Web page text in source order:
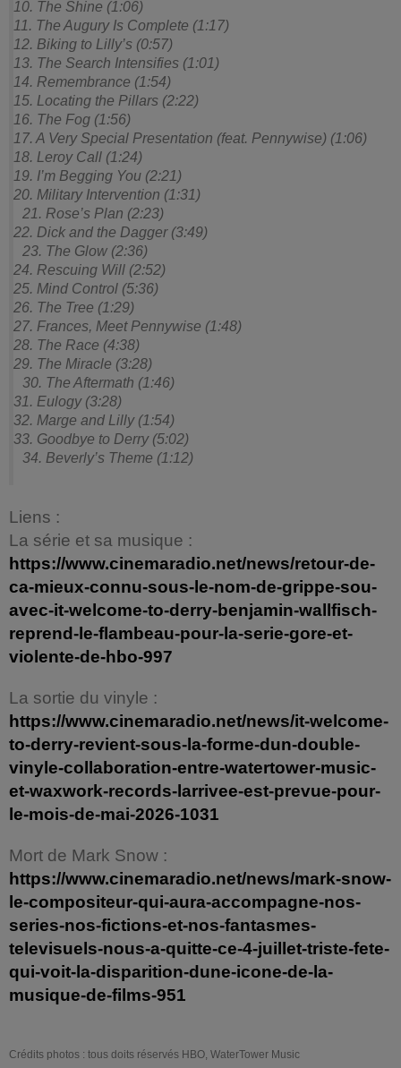
10. The Shine (1:06)
11. The Augury Is Complete (1:17)
12. Biking to Lilly’s (0:57)
13. The Search Intensifies (1:01)
14. Remembrance (1:54)
15. Locating the Pillars (2:22)
16. The Fog (1:56)
17. A Very Special Presentation (feat. Pennywise) (1:06)
18. Leroy Call (1:24)
19. I’m Begging You (2:21)
20. Military Intervention (1:31)
21. Rose’s Plan (2:23)
22. Dick and the Dagger (3:49)
23. The Glow (2:36)
24. Rescuing Will (2:52)
25. Mind Control (5:36)
26. The Tree (1:29)
27. Frances, Meet Pennywise (1:48)
28. The Race (4:38)
29. The Miracle (3:28)
30. The Aftermath (1:46)
31. Eulogy (3:28)
32. Marge and Lilly (1:54)
33. Goodbye to Derry (5:02)
34. Beverly’s Theme (1:12)
Liens :
La série et sa musique :
https://www.cinemaradio.net/news/retour-de-
ca-mieux-connu-sous-le-nom-de-grippe-sou-
avec-it-welcome-to-derry-benjamin-wallfisch-
reprend-le-flambeau-pour-la-serie-gore-et-
violente-de-hbo-997
La sortie du vinyle :
https://www.cinemaradio.net/news/it-welcome-
to-derry-revient-sous-la-forme-dun-double-
vinyle-collaboration-entre-watertower-music-
et-waxwork-records-larrivee-est-prevue-pour-
le-mois-de-mai-2026-1031
Mort de Mark Snow :
https://www.cinemaradio.net/news/mark-snow-
le-compositeur-qui-aura-accompagne-nos-
series-nos-fictions-et-nos-fantasmes-
televisuels-nous-a-quitte-ce-4-juillet-triste-fete-
qui-voit-la-disparition-dune-icone-de-la-
musique-de-films-951
Crédits photos : tous doits réservés HBO, WaterTower Music